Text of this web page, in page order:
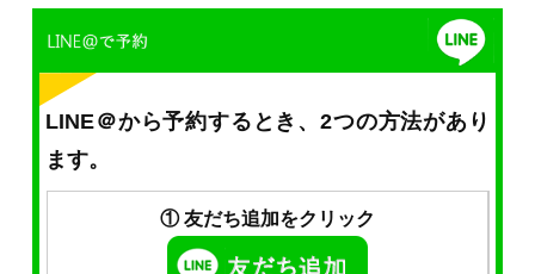
LINE＠から予約するとき、2つの方法があり
ます。
① 友だち追加をクリック